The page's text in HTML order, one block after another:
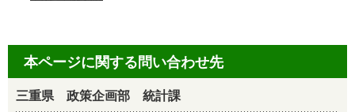
本ページに関する問い合わせ先
三重県 政策企画部 統計課